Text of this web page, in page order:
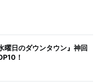
曜日のダウンタウン』神回
！